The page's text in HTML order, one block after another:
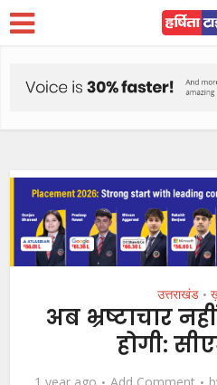
उत्तराखंड •
अब भ्रष्टाचार
होगी: